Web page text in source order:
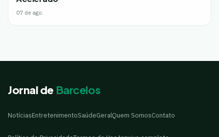
07 de ago.
Jornal de Barcelos
NotíciasEntretenimentoSaúdeGeralQuem SomosContato